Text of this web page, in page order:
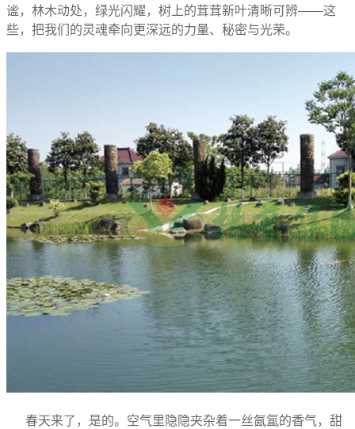
谧，林木动处，绿光闪耀，树上的茸茸新叶清晰可辨——这
些，把我们的灵魂牵向更深远的力量、秘密与光荣。
春天来了，是的。空气里隐隐夹杂着一丝氤氲的香气，甜